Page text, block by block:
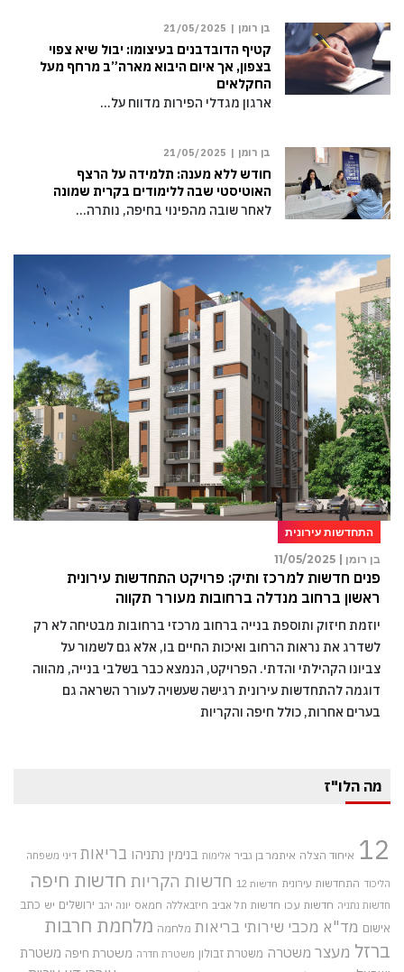
בן רומן | 21/05/2025
קטיף הדובדבנים בעיצומו: יבול שיא צפוי
בצפון, אך איום היבוא מארה”ב מרחף מעל
החקלאים
ארגון מגדלי הפירות מדווח על…
בן רומן | 21/05/2025
חודש ללא מענה: תלמידה על הרצף
האוטיסטי שבה ללימודים בקרית שמונה
לאחר שובה מהפינוי בחיפה, נותרה…
התחדשות עירונית
בן רומן |
11/05/2025
פנים חדשות למרכז ותיק: פרויקט התחדשות עירונית
ראשון ברחוב מנדלה ברחובות מעורר תקווה
יוזמת חיזוק ותוספת בנייה ברחוב מרכזי ברחובות מבטיחה לא רק
לשדרג את נראות הרחוב ואיכות החיים בו, אלא גם לשמור על
צביונו הקהילתי והדתי. הפרויקט, הנמצא כבר בשלבי בנייה, מהווה
דוגמה להתחדשות עירונית רגישה שעשויה לעורר השראה גם
בערים אחרות, כולל חיפה והקריות
מה הלו"ז
12 איחוד הצלה איתמר בן גביר אלימות בנימין נתניהו בריאות דיני משפחה
הליכוד התחדשות עירונית חדשות 12 חדשות הקריות חדשות חיפה
חדשות נתניה חדשות עכו חדשות תל אביב חיזבאללה חמאס יונה יהב ירושלים יש כתב
אישום מד"א מכבי שירותי בריאות מלחמה מלחמת חרבות
ברזל מעצר משטרה משטרת זבולון משטרת חדרה משטרת חיפה משטרת